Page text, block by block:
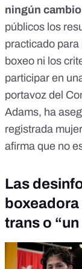
ningún
públicos los
practicado
boxeo ni los
participar en
portavoz del
Adams, ha
registrada
afirma que no
Las
trans o